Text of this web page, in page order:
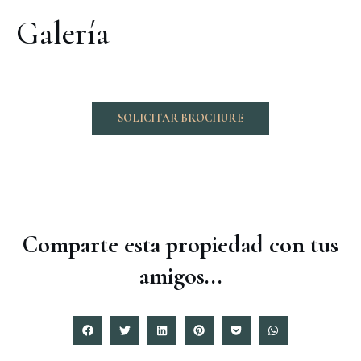
Galería
SOLICITAR BROCHURE
Comparte esta propiedad con tus
amigos...